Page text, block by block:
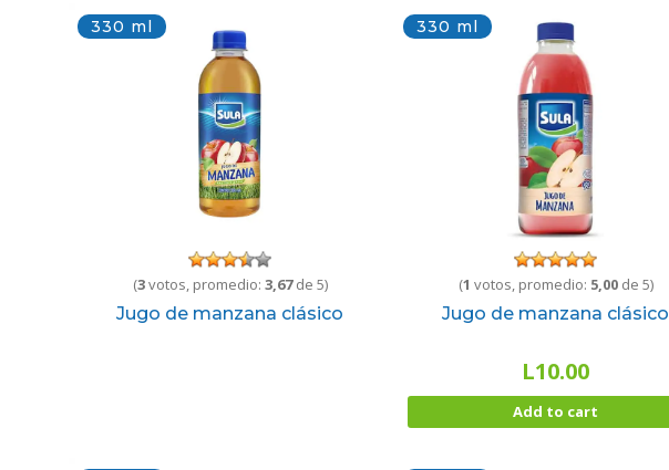
330 ml
(3votos, promedio: 3,67de 5)
Jugo de manzana clásico
330 ml
(1 votos, promedio: 5,00de 5)
Jugo de manzana clásico
L10.00
Add to cart